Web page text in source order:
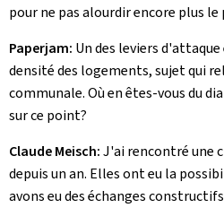
pour ne pas alourdir encore plus
Paperjam: Un des leviers
densité des logements, sujet qui
communale. Où en êtes-vous du
sur ce point?
Claude Meisch:J'ai rencontré une
depuis un an. Elles ont eu la
avons eu des échanges